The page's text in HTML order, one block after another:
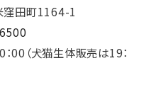
窪田町1164-1
00（犬猫生体販売は19：